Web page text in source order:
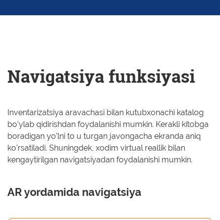
Navigatsiya funksiyasi
Inventarizatsiya aravachasi bilan kutubxonachi katalog
bo'ylab qidirishdan foydalanishi mumkin. Kerakli kitobga
boradigan yo'lni to u turgan javongacha ekranda aniq
ko'rsatiladi. Shuningdek, xodim virtual reallik bilan
kengaytirilgan navigatsiyadan foydalanishi mumkin.
AR yordamida navigatsiya